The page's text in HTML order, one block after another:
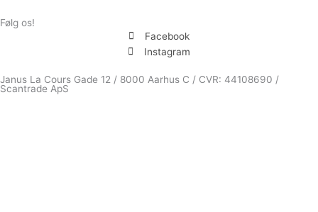
Følg os!
Facebook
Instagram
Janus La Cours Gade 12 / 8000 Aarhus C / CVR: 44108690 /
Scantrade ApS